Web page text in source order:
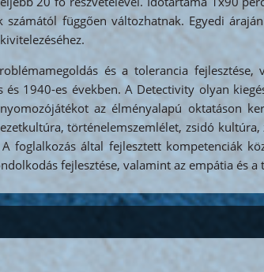
számától függően változhatnak. Egyedi
és a tolerancia
és 1940-es években. A Detectivity olyan
az élményalapú oktatáson
történelemszemlélet, zsidó
foglalkozás által fejlesztett kompetenciák
fejlesztése, valamint az empátia és a